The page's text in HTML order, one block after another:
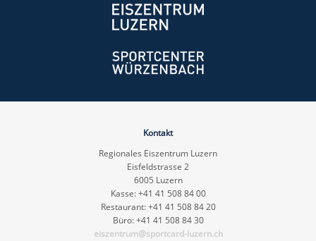
Kontakt
Regionales Eiszentrum Luzern
Eisfeldstrasse 2
6005 Luzern
Kasse: +41 41 508 84 00
Restaurant: +41 41 508 84 20
Büro: +41 41 508 84 30
eiszentrum@sportcard-luzern.ch